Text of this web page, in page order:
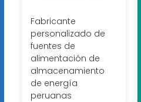
Fabricante
personalizado de
fuentes de
alimentación de
almacenamiento
de energía
peruanas